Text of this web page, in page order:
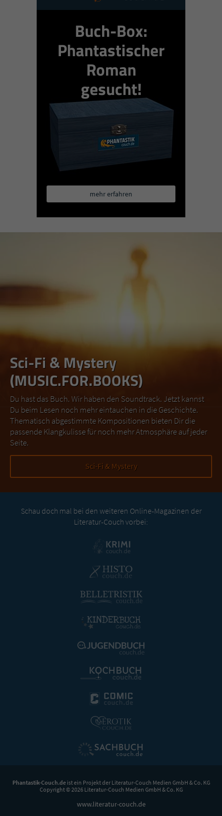
Buch-Box:
Phantastischer
Roman
gesucht!
mehr erfahren
Sci-Fi & Mystery
(MUSIC.FOR.BOOKS)
Du hast das Buch. Wir haben den Soundtrack. Jetzt kannst
Du beim Lesen noch mehr eintauchen in die Geschichte.
Thematisch abgestimmte Kompositionen bieten Dir die
passende Klangkulisse für noch mehr Atmosphäre auf jeder
Seite.
Sci-Fi & Mystery
Schau doch mal bei den weiteren Online-Magazinen der
Literatur-Couch vorbei:
Phantastik-Couch.deist ein Projekt der Literatur-Couch Medien GmbH & Co. KG
Copyright © 2026 Literatur-Couch Medien GmbH & Co. KG
www.literatur-couch.de